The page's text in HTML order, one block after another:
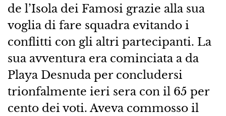
de l’Isola dei Famosi grazie alla sua
voglia di fare squadra evitando i
conflitti con gli altri partecipanti. La
sua avventura era cominciata a da
Playa Desnuda per concludersi
trionfalmente ieri sera con il 65 per
cento dei voti. Aveva commosso il